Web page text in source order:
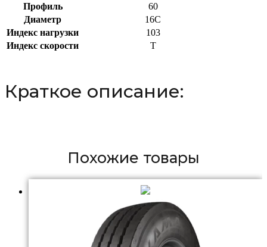
Профиль
60
Диаметр
16C
Индекс нагрузки
103
Индекс скорости
T
Краткое описание:
Похожие товары